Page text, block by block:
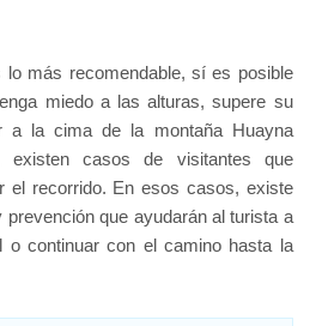
lo más recomendable, sí es posible
miedo a las alturas, supere su
a la cima de la montaña Huayna
existen casos de visitantes que
el recorrido. En esos casos, existe
prevención que ayudarán al turista a
o continuar con el camino hasta la